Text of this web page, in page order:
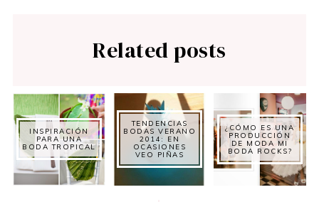
Related posts
INSPIRACIÓN
PARA UNA
BODA TROPICAL
TENDENCIAS
BODAS VERANO
2014: EN
OCASIONES
VEO PIÑAS
¿CÓMO ES UNA
PRODUCCIÓN
DE MODA MI
BODA ROCKS?